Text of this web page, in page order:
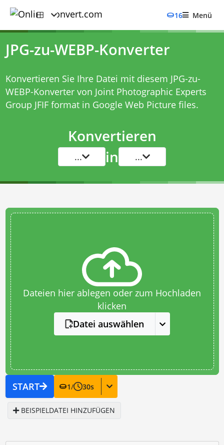
16 Menü
JPG-zu-WEBP-Konverter
Konvertieren Sie Ihre Datei mit diesem JPG-zu-
WEBP-Konvertervon Joint Photographic Experts
Group JFIF format in Google Web Picture files.
Konvertieren
... in ...
Dateien hier ablegen oder zum Hochladen
klicken
Datei auswählen
START 1/ 30s
BEISPIELDATEI HINZUFÜGEN